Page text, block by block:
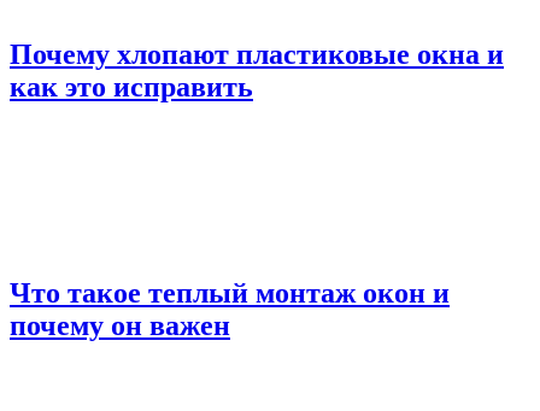
Почему хлопают пластиковые окна и
как это исправить
Что такое теплый монтаж окон и
почему он важен